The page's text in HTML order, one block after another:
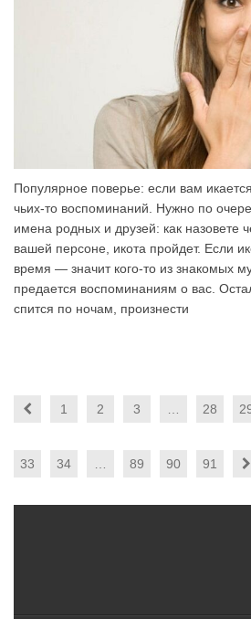
Популярное поверье: если вам
чьих-то воспоминаний. Нужно по
имена родных и друзей: как назовете
вашей персоне, икота пройдет. Если
время — значит кого-то из знакомых
предается воспоминаниям о вас.
спится по ночам, произнести
1 2 3 28
33 34 89 90 91